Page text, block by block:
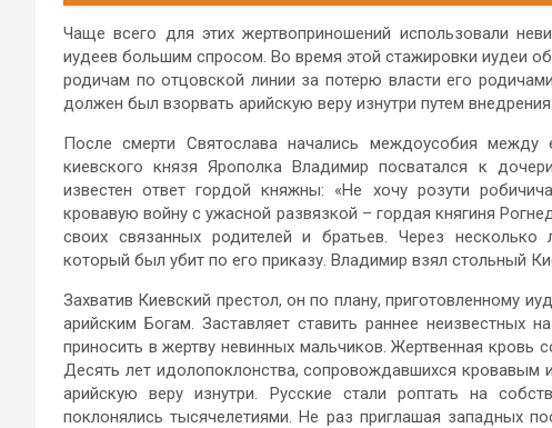
Чаще всего для этих жертвоприношений использовали
иудеев большим спросом. Во время этой стажировки иудеи
родичам по отцовской линии за потерю власти его
должен был взорвать арийскую веру изнутри путем
После смерти Святослава начались междоусобия
киевского князя Ярополка Владимир посватался к
известен ответ гордой княжны: «Не хочу розути
кровавую войну с ужасной развязкой – гордая княгиня
своих связанных родителей и братьев. Через
который был убит по его приказу. Владимир взял стольный
Захватив Киевский престол, он по плану, приготовленному
арийским Богам. Заставляет ставить раннее неизвестных
приносить в жертву невинных мальчиков. Жертвенная кровь
Десять лет идолопоклонства, сопровождавшихся кровавым
арийскую веру изнутри. Русские стали роптать на
поклонялись тысячелетиями. Не раз приглашая западных